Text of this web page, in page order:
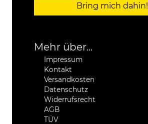
Bring mich dahin!
Mehr über...
Impressum
Kontakt
Versandkosten
Datenschutz
Widerrufsrecht
AGB
TÜV